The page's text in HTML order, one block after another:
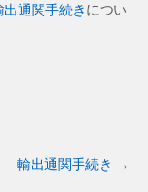
出通関手続き につい
輸出通関手続き →